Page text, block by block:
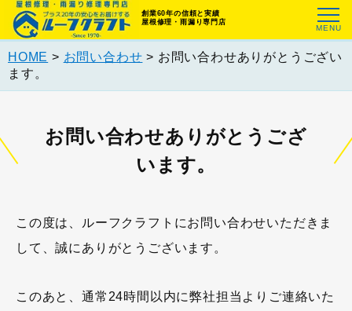
創業60年の信頼と実績
屋根修理・雨漏り専門店
HOME > お問い合わせ > お問い合わせありがとうござい
ます。
お問い合わせありがとうござ
います。
この度は、ルーフクラフトにお問い合わせいただきま
して、誠にありがとうございます。
このあと、通常24時間以内に弊社担当よりご連絡いた